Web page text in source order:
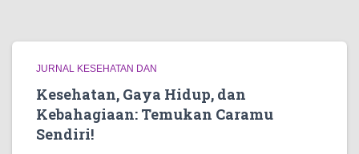
JURNAL KESEHATAN DAN
Kesehatan, Gaya Hidup, dan
Kebahagiaan: Temukan Caramu
Sendiri!